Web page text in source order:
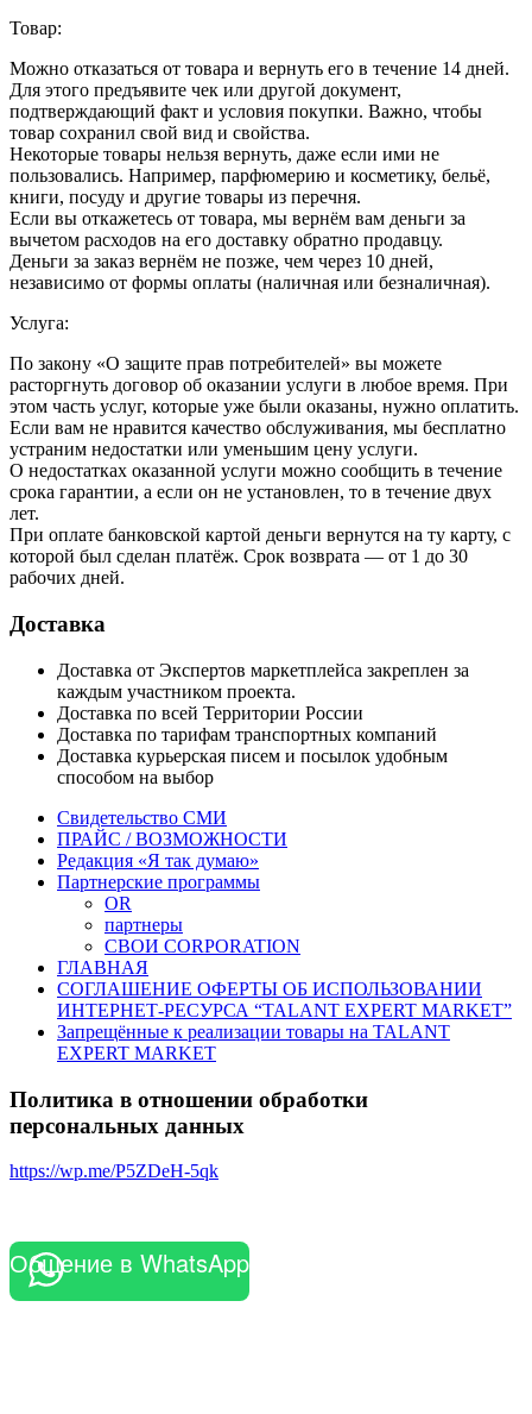
Товар:
Можно отказаться от товара и вернуть его в течение 14 дней.
Для этого предъявите чек или другой документ,
подтверждающий факт и условия покупки. Важно, чтобы
товар сохранил свой вид и свойства.
Некоторые товары нельзя вернуть, даже если ими не
пользовались. Например, парфюмерию и косметику, бельё,
книги, посуду и другие товары из перечня.
Если вы откажетесь от товара, мы вернём вам деньги за
вычетом расходов на его доставку обратно продавцу.
Деньги за заказ вернём не позже, чем через 10 дней,
независимо от формы оплаты (наличная или безналичная).
Услуга:
По закону «О защите прав потребителей» вы можете
расторгнуть договор об оказании услуги в любое время. При
этом часть услуг, которые уже были оказаны, нужно оплатить.
Если вам не нравится качество обслуживания, мы бесплатно
устраним недостатки или уменьшим цену услуги.
О недостатках оказанной услуги можно сообщить в течение
срока гарантии, а если он не установлен, то в течение двух
лет.
При оплате банковской картой деньги вернутся на ту карту, с
которой был сделан платёж. Срок возврата — от 1 до 30
рабочих дней.
Доставка
Доставка от Экспертов маркетплейса закреплен за
каждым участником проекта.
Доставка по всей Территории России
Доставка по тарифам транспортных компаний
Доставка курьерская писем и посылок удобным
способом на выбор
Свидетельство СМИ
ПРАЙС / ВОЗМОЖНОСТИ
Редакция «Я так думаю»
Партнерские программы
OR
партнеры
СВОИ CORPORATION
ГЛАВНАЯ
СОГЛАШЕНИЕ ОФЕРТЫ ОБ ИСПОЛЬЗОВАНИИ
ИНТЕРНЕТ-РЕСУРСА “TALANT EXPERT MARKET”
Запрещённые к реализации товары на TALANT
EXPERT MARKET
Политика в отношении обработки
персональных данных
https://wp.me/P5ZDeH-5qk
Общение в WhatsApp